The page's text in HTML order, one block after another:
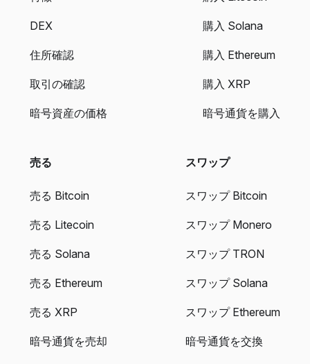
DEX
住所確認
取引の確認
暗号資産の価格
購入 Solana
購入 Ethereum
購入 XRP
暗号通貨を購入
売る
売る Bitcoin
売る Litecoin
売る Solana
売る Ethereum
売る XRP
暗号通貨を売却
スワップ
スワップ Bitcoin
スワップ Monero
スワップ TRON
スワップ Solana
スワップ Ethereum
暗号通貨を交換